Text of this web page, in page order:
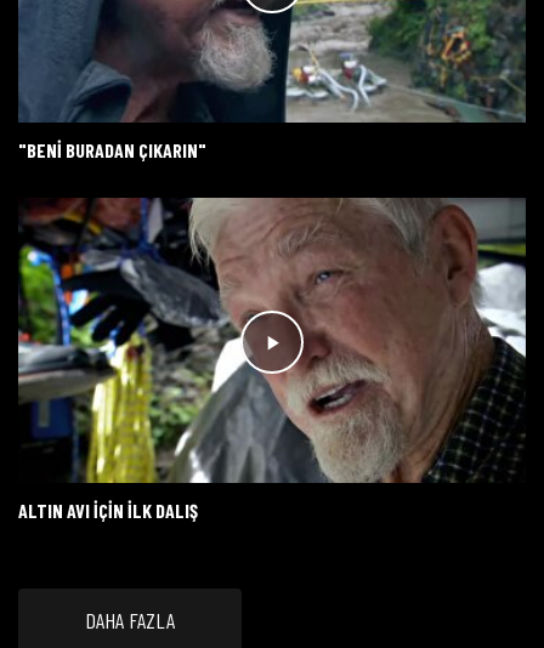
"BENI BURADAN ÇIKARIN"
ALTIN AVI IÇIN ILK DALIŞ
DAHA FAZLA